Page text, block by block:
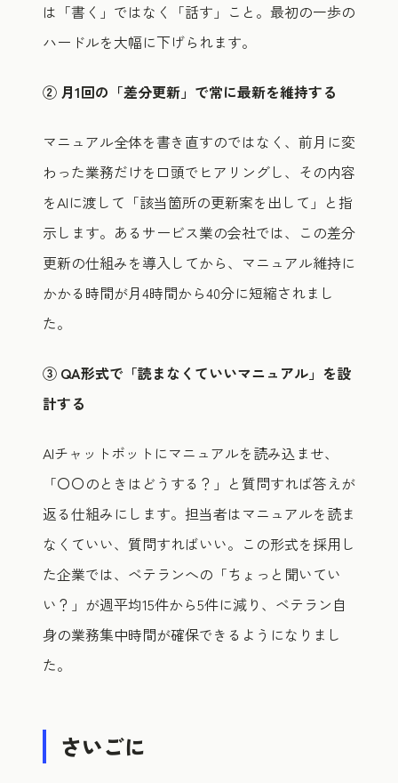
は「書く」ではなく「話す」こと。最初の一歩の
ハードルを大幅に下げられます。
② 月1回の「差分更新」で常に最新を維持する
マニュアル全体を書き直すのではなく、前月に変
わった業務だけを口頭でヒアリングし、その内容
をAIに渡して「該当箇所の更新案を出して」と指
示します。あるサービス業の会社では、この差分
更新の仕組みを導入してから、マニュアル維持に
かかる時間が月4時間から40分に短縮されまし
た。
③ QA形式で「読まなくていいマニュアル」を設
計する
AIチャットボットにマニュアルを読み込ませ、
「〇〇のときはどうする？」と質問すれば答えが
返る仕組みにします。担当者はマニュアルを読ま
なくていい、質問すればいい。この形式を採用し
た企業では、ベテランへの「ちょっと聞いてい
い？」が週平均15件から5件に減り、ベテラン自
身の業務集中時間が確保できるようになりまし
た。
さいごに